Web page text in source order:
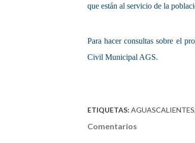
que están al servicio de la
Para hacer consultas sobre el
Civil Municipal AGS.
ETIQUETAS: AGUASCALIENTES
Comentarios